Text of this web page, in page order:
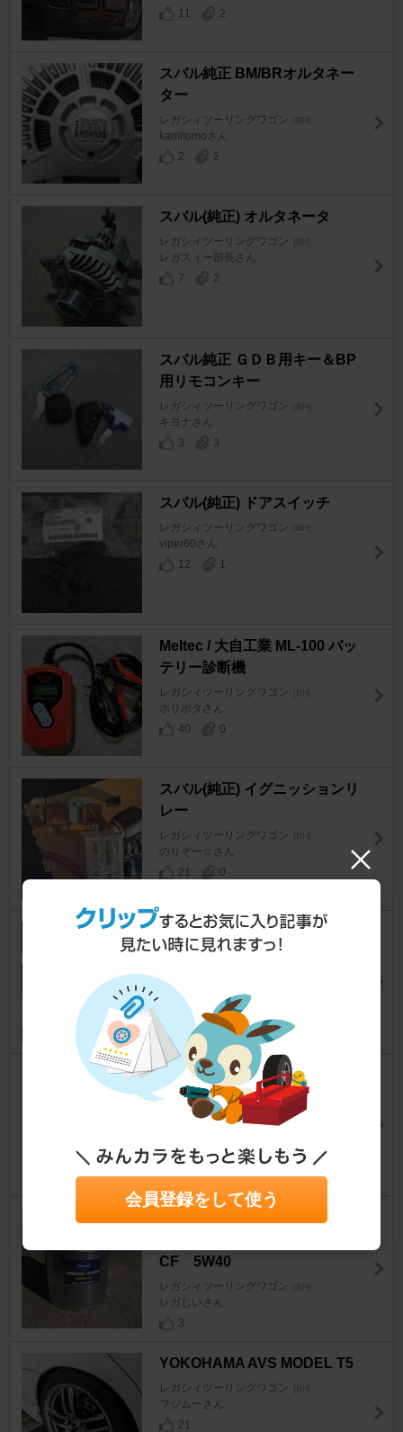
11
2
スバル純正 BM/BRオルタネー
ター
レガシィツーリングワゴン [BH]
kamitomoさん
2
2
スバル(純正) オルタネータ
レガシィツーリングワゴン [BH]
レガスィー部長さん
7
2
スバル純正 ＧＤＢ用キー＆BP
用リモコンキー
レガシィツーリングワゴン [BH]
キヨナさん
3
3
スバル(純正) ドアスイッチ
レガシィツーリングワゴン [BH]
viper60さん
12
1
Meltec / 大自工業 ML-100 バッ
テリー診断機
レガシィツーリングワゴン [BH]
ホリポタさん
40
0
スバル(純正) イグニッションリ
レー
レガシィツーリングワゴン [BH]
のりぞー☆さん
21
0
スバル(純正) リレー
レガシィツーリングワゴン
19
WAKO'S RG7590LSD 75W-90
レガシィツーリングワゴン [BH]
レガッテムさん
PROMIX FULL SYNTHETIC
CF 5W40
レガシィツーリングワゴン [BH]
レガじいさん
3
YOKOHAMA AVS MODEL T5
レガシィツーリングワゴン [BH]
フジムーさん
21
会員登録をして使う